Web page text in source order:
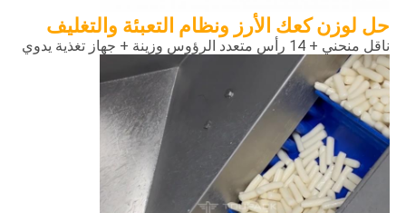
حل لوزن كعك الأرز ونظام التعبئة والتغليف
ناقل منحني + 14 رأس متعدد الرؤوس وزينة + جهاز تغذية يدوي